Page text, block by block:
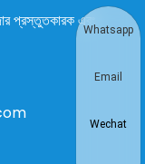
প্রস্তুতকারক এবংWhatsapp
Email
Wechat